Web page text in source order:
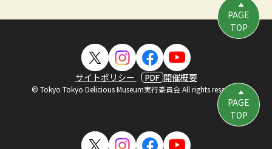
サイトポリシー PDF 開催概要
© Tokyo Tokyo Delicious Museum実行委員会 All rights reserved.
PAGE
TOP
PAGE
TOP